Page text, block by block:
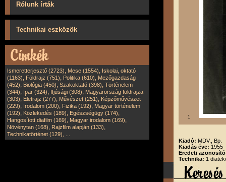
Rólunk írták
Technikai eszközök
Ismeretterjesztő (2723), Mese (1554), Iskolai, oktató
(1163), Földrajz (751), Politika (610), Mezőgazdaság
(452), Biológia (450), Szakoktató (398), Történelem
(344), Ipar (324), Ifjúsági (308), Magyarország földrajza
(303), Életrajz (277), Művészet (251), Képzőművészet
(229), Irodalom (200), Fizika (192), Magyar történelem
(192), Közlekedés (189), Egészségügy (174),
Hangosított diafilm (169), Magyar irodalom (169),
Növénytan (168), Rajzfilm alapján (133),
Technikatörténet (129),
1
Kiadó: MDV., Bp.
Kiadás éve: 1955
Eredeti
Technika: 1